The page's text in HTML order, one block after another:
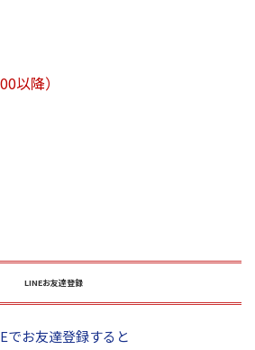
以降）
LINEお友達登録
でお友達登録すると